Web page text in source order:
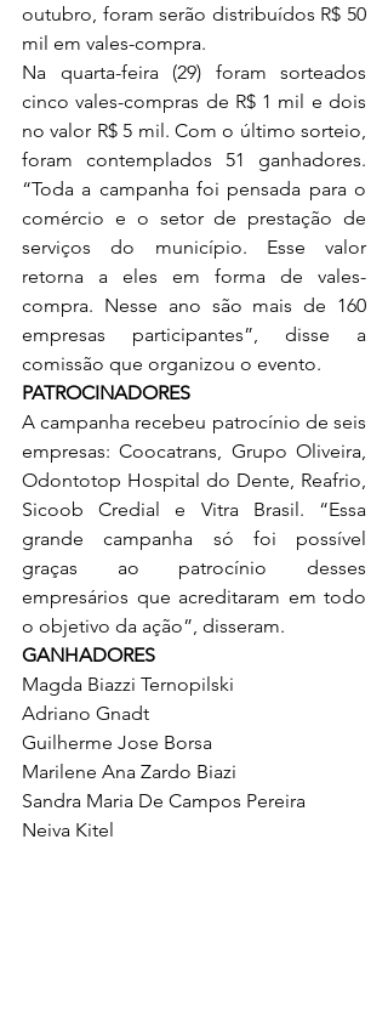
outubro, foram serão distribuídos R$ 50
mil em vales-compra.
Na quarta-feira (29) foram sorteados
cinco vales-compras de R$ 1 mil e dois
no valor R$ 5 mil. Com o último sorteio,
foram contemplados 51 ganhadores.
“Toda a campanha foi pensada para o
comércio e o setor de prestação de
serviços do município. Esse valor
retorna a eles em forma de vales-
compra. Nesse ano são mais de 160
empresas participantes”, disse a
comissão que organizou o evento.
PATROCINADORES
A campanha recebeu patrocínio de seis
empresas: Coocatrans, Grupo Oliveira,
Odontotop Hospital do Dente, Reafrio,
Sicoob Credial e Vitra Brasil. “Essa
grande campanha só foi possível
graças ao patrocínio desses
empresários que acreditaram em todo
o objetivo da ação”, disseram.
GANHADORES
Magda Biazzi Ternopilski
Adriano Gnadt
Guilherme Jose Borsa
Marilene Ana Zardo Biazi
Sandra Maria De Campos Pereira
Neiva Kitel